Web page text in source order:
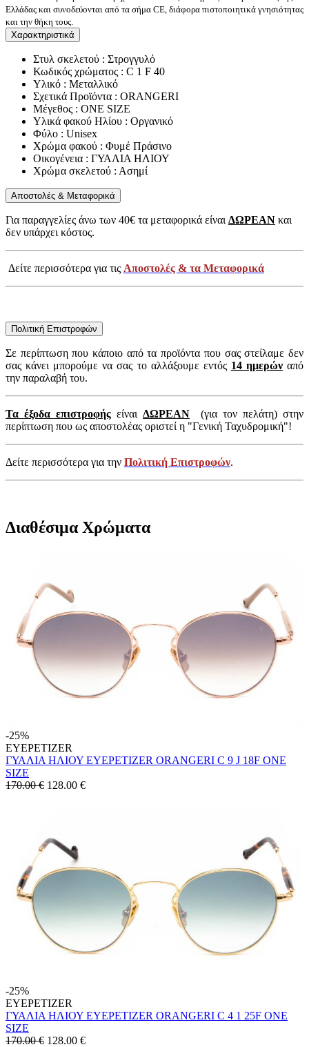
Ελλάδας και συνοδεύονται από τα σήμα CE, διάφορα πιστοποιητικά γνησιότητας
και την θήκη τους.
Χαρακτηριστικά
Στυλ σκελετού : Στρογγυλό
Κωδικός χρώματος : C 1 F 40
Υλικό : Μεταλλικό
Σχετικά Προϊόντα : ORANGERI
Μέγεθος : ONE SIZE
Υλικά φακού Ηλίου : Οργανικό
Φύλο : Unisex
Χρώμα φακού : Φυμέ Πράσινο
Οικογένεια : ΓΥΑΛΙΑ ΗΛΙΟΥ
Χρώμα σκελετού : Ασημί
Αποστολές & Μεταφορικά
Για παραγγελίες άνω των 40€ τα μεταφορικά είναιΔΩΡΕΑΝ και
δεν υπάρχει κόστος.
Δείτε περισσότερα για τις Αποστολές & τα Μεταφορικά
Πολιτική Επιστροφών
Σε περίπτωση που κάποιο από τα προϊόντα που σας στείλαμε δεν
σας κάνει μπορούμε να σας το αλλάξουμε εντός 14 ημερώναπό
την παραλαβή του.
Τα έξοδα επιστροφής είναι ΔΩΡΕΑΝ (για τον πελάτη) στην
περίπτωση που ως αποστολέας οριστεί η "Γενική Ταχυδρομική"!
Δείτε περισσότερα για την Πολιτική Επιστροφών.
Διαθέσιμα Χρώματα
-25%
EYEPETIZER
ΓΥΑΛΙΑ ΗΛΙΟΥ EYEPETIZER ORANGERI C 9 J 18F ONE
SIZE
170.00 € 128.00 €
-25%
EYEPETIZER
ΓΥΑΛΙΑ ΗΛΙΟΥ EYEPETIZER ORANGERI C 4 1 25F ONE
SIZE
170.00 € 128.00 €